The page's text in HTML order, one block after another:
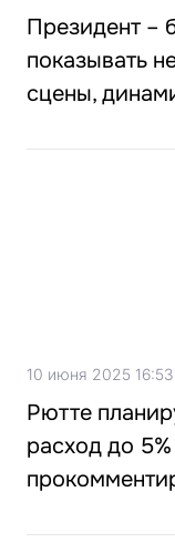
Президент –
показывать
сцены,
10 июня 2025 16:53
Рютте
расход до